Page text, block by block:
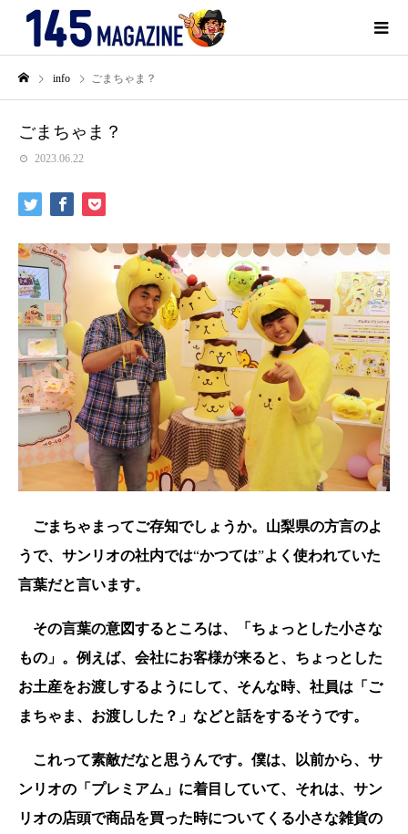
info ごまちゃま？
ごまちゃま？
2023.06.22
ごまちゃまってご存知でしょうか。山梨県の方言のよ
うで、サンリオの社内では“かつては”よく使われていた
言葉だと言います。
その言葉の意図するところは、「ちょっとした小さな
もの」。例えば、会社にお客様が来ると、ちょっとした
お土産をお渡しするようにして、そんな時、社員は「ご
まちゃま、お渡しした？」などと話をするそうです。
これって素敵だなと思うんです。僕は、以前から、サ
ンリオの「プレミアム」に着目していて、それは、サン
リオの店頭で商品を買った時についてくる小さな雑貨の